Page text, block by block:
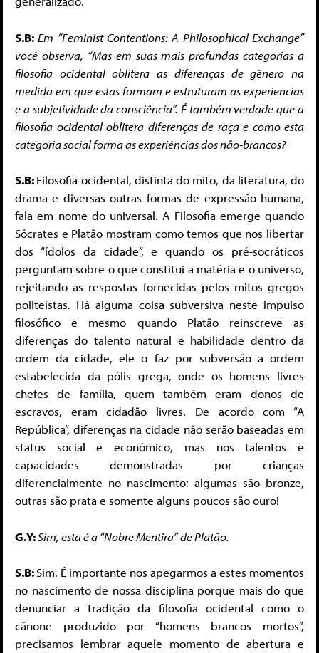
S.B:Em “Feminist Contentions: A Philosophical Exchange”
você observa, “Mas em suas mais profundas categorias a
filosofia ocidental oblitera as diferenças de gênero na
medida em que estas formam e estruturam as experiencias
e a subjetividade da consciência”. É também verdade que a
filosofia ocidental oblitera diferenças de raça e como esta
categoria social forma as experiências dos não-brancos?
S.B:Filosofia ocidental, distinta do mito, da literatura, do
drama e diversas outras formas de expressão humana,
fala em nome do universal. A Filosofia emerge quando
Sócrates e Platão mostram como temos que nos libertar
dos “ídolos da cidade”, e quando os pré-socráticos
perguntam sobre o que constitui a matéria e o universo,
rejeitando as respostas fornecidas pelos mitos gregos
politeístas. Há alguma coisa subversiva neste impulso
filosófico e mesmo quando Platão reinscreve as
diferenças do talento natural e habilidade dentro da
ordem da cidade, ele o faz por subversão a ordem
estabelecida da pólis grega, onde os homens livres
chefes de família, quem também eram donos de
escravos, eram cidadão livres. De acordo com “A
República”, diferenças na cidade não serão baseadas em
status social e econômico, mas nos talentos e
capacidades demonstradas por crianças
diferencialmente no nascimento: algumas são bronze,
outras são prata e somente alguns poucos são ouro!
G.Y:Sim, esta é a “Nobre Mentira” de Platão.
S.B:Sim. É importante nos apegarmos a estes momentos
no nascimento de nossa disciplina porque mais do que
denunciar a tradição da filosofia ocidental como o
cânone produzido por “homens brancos mortos”,
precisamos lembrar aquele momento de abertura e